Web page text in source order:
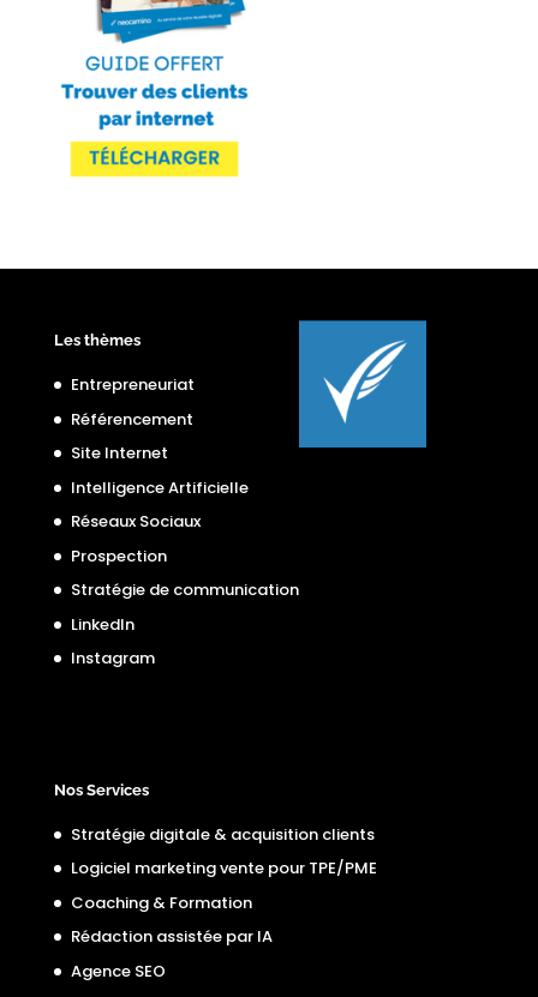
Les thèmes
Entrepreneuriat
Référencement
Site Internet
Intelligence Artificielle
Réseaux Sociaux
Prospection
Stratégie de communication
LinkedIn
Instagram
Nos Services
Stratégie digitale & acquisition clients
Logiciel marketing vente pour TPE/PME
Coaching & Formation
Rédaction assistée par IA
Agence SEO